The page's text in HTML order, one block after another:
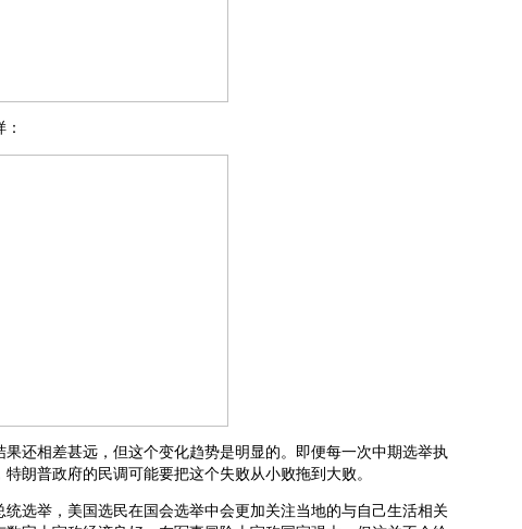
还相差甚远，但这个变化趋势是明显的。即便每一次中期选举执
朗普政府的民调可能要把这个失败从小败拖到大败。
选举，美国选民在国会选举中会更加关注当地的与自己生活相关